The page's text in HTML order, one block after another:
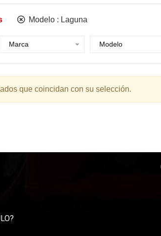
Modelo : Laguna
Marca Modelo
que coincidan con su selección.